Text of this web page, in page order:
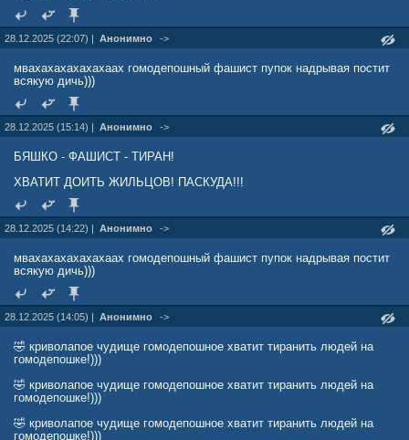
28.12.2025 (22:07) | Анонимно ->
мвахахахахахахаах гомодепошный фашист пупок надрывая постит
всякую дичь)))
28.12.2025 (15:14) | Анонимно ->
БЯШКО - ФАШИСТ - ТИРАН!
ХВАТИТ ДОИТЬ ЖИЛЬЦОВ! ПАСКУДА!!!
28.12.2025 (14:22) | Анонимно ->
мвахахахахахахаах гомодепошный фашист пупок надрывая постит
всякую дичь)))
28.12.2025 (14:05) | Анонимно ->
🤣 криволапое чудище гомодепошное хватит тиранить людей на
гомодепошке!)))
🤣 криволапое чудище гомодепошное хватит тиранить людей на
гомодепошке!)))
🤣 криволапое чудище гомодепошное хватит тиранить людей на
гомодепошке!)))